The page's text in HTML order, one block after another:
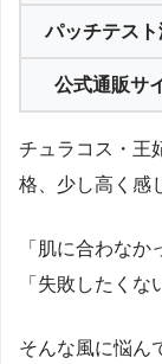
パッチテス
公式通販サ
チュラコス・王
格、少し高く感
「肌に合わなか
「失敗したく
そんな風に悩ん